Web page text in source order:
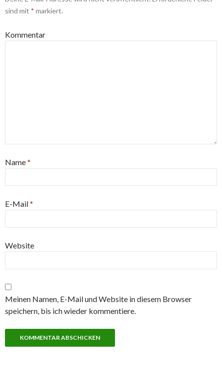
sind mit * markiert.
Kommentar
Name*
E-Mail*
Website
Meinen Namen, E-Mail und Website in diesem Browser
speichern, bis ich wieder kommentiere.